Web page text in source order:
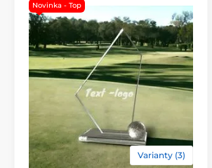
Novinka - Top
Varianty (3)